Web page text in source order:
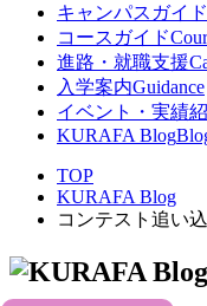
キャンパスガイド
コースガイド
進路・就職支援
入学案内Guidance
イベント・実績
KURAFA Blog
TOP
KURAFA Blog
コンテスト追い